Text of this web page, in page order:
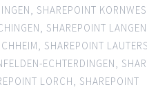
, SHAREPOINT
, SHAREPOINT
, SHAREPOINT
ECHTERDINGEN,
LORCH, SHAREPOINT